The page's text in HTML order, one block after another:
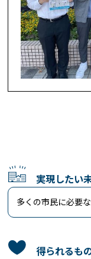
実現したい
多くの市民に必要
得られるも